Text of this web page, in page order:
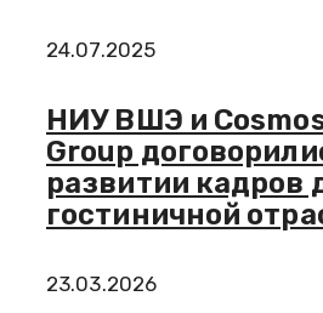
24.07.2025
НИУ ВШЭ и
Group
развитии кадров
гостиничной
23.03.2026